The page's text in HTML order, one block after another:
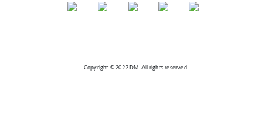
Copyright © 2022 DM. All rights reserved.